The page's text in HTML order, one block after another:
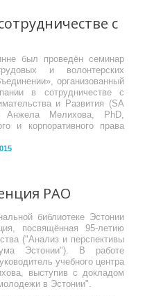
с
был проведён семинар
и волонтерских
организованный
в сотрудничестве с
и Развития (SA
Анжела Мелихова, PhD,
и корпоративного права
РАО
библиотеке Эстонии
посвящённая 95-летию
("Анализ и перспективы
Эстонии"). В работе
учебного центра
выступив с докладом
в Эстонии".